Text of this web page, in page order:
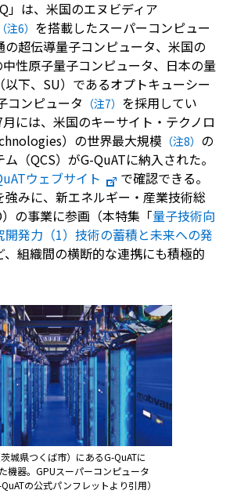
」は、米国のエヌビディア
（注6） を搭載したスーパーコンピュー
超伝導量子コンピュータ、米国の
性原子量子コンピュータ、日本の量
下、SU）であるオプトキューシー
コンピュータ （注7） を採用してい
には、米国のキーサイト・テクノロ
）の世界最大規模 （注8） の
（QCS）がG-QuATに納入された。
ウェブサイト
で確認できる。
強みに、新エネルギー・産業技術総
の事業に参画（本特集「量子技術向
発力（1）技術の蓄積と未来への発
組織間の横断的な連携にも積極的
城県つくば市）にあるG-QuATに
機器。GPUスーパーコンピュータ
QuATの公式パンフレットより引用）